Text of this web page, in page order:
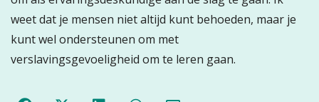
weet dat je mensen niet altijd kunt behoeden, maar je
kunt wel ondersteunen om met
verslavingsgevoeligheid om te leren gaan.